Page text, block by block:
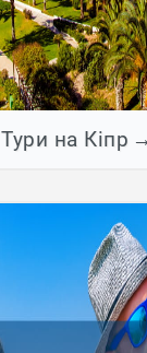
Тури на Кіпр